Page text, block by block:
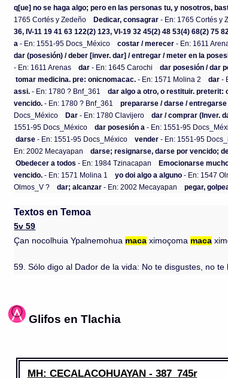
q[ue] no se haga algo; pero en las personas tu, y nosotros,
1765 Cortés y Zedeño
Dedicar, consagrar - En: 1765 Cortés y
36, IV-11 19 41 63 122(2) 123, VI-19 32 45(2) 48 53(4) 68(2) 75
a - En: 1551-95 Docs_México costar / merecer - En: 1611
dar (posesión) / deber [inver. dar] / entregar / meter en la
- En: 1611 Arenas
dar - En: 1645 Carochi dar posesión / dar
tomar medicina. pre: onicnomacac. - En: 1571 Molina 2 dar -
assi. - En: 1780 ? Bnf_361 dar algo a otro, o restituir. preterit:
vencido. - En: 1780 ? Bnf_361 prepararse / darse /
Docs_México
Dar - En: 1780 Clavijero dar / comprar (Inver.
1551-95 Docs_México
dar posesión a - En: 1551-95
darse - En: 1551-95 Docs_México vender - En: 1551-95
En: 2002 Mecayapan
darse; resignarse, darse por vencido;
Obedecer a todos - En: 1984 Tzinacapan Emocionarse
vencido. - En: 1571 Molina 1 yo doi algo a alguno - En: 1547
Olmos_V ?
dar; alcanzar - En: 2002 Mecayapan pegar,
Textos en Temoa
5v 59
Çan nocolhuia Ypalnemohua maca ximoçoma maca
59. Sólo digo al Dador de la vida: No te disgustes, no
Glifos en Tlachia
MH: CECALACOHUAYAN - 387_745r